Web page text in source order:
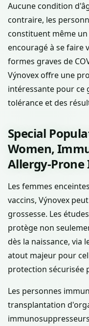
Aucune condition
contraire, les
constituent même
encouragé à se faire
formes graves de
Výnovex offre une
intéressante pour ce
tolérance et des
Special
Women,
Allergy-
Les femmes
vaccins, Výnovex
grossesse. Les
protège non
dès la naissance, via
atout majeur pour
protection sécurisée
Les personnes
transplantation